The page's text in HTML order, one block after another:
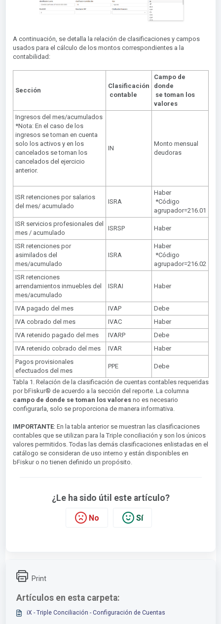
A continuación, se detalla la relación de clasificaciones y campos
usados para el cálculo de los montos correspondientes a la
contabilidad:
Sección
Clasificación
contable
Campo de
donde
se toman los
valores
Ingresos del mes/acumulados
*Nota: En el caso de los
ingresos se toman en cuenta
solo los activos y en los
cancelados se toman los
cancelados del ejercicio
anterior.
IN
Monto mensual
deudoras
ISR retenciones por salarios
del mes/ acumulado
ISRA
Haber
*Código
agrupador=216.01
ISR servicios profesionales del
mes / acumulado
ISRSP Haber
ISR retenciones por
asimilados del
mes/acumulado
ISRA
Haber
*Código
agrupador=216.02
ISR retenciones
arrendamientos inmuebles del
mes/acumulado
ISRAI Haber
IVA pagado del mes IVAP
Debe
IVA cobrado del mes
IVAC
Haber
IVA retenido pagado del mes
IVARP
Debe
IVA retenido cobrado del mes
IVAR
Haber
Pagos provisionales
efectuados del mes
PPE Debe
Tabla 1. Relación de la clasificación de cuentas contables requeridas
por bFiskur®︎ de acuerdo a la sección del reporte. La columna
campo de donde se toman los valoresno es necesario
configurarla, solo se proporciona de manera informativa.
IMPORTANTE: En la tabla anterior se muestran las clasificaciones
contables que se utilizan para la Triple conciliación y son los únicos
valores permitidos. Todas las demás clasificaciones enlistadas en el
catálogo se consideran de uso interno y están disponibles en
bFiskur o no tienen definido un propósito.
¿Le ha sido útil este artículo?
No Sí
Print
Artículos en esta carpeta:
iX - Triple Conciliación - Configuración de Cuentas